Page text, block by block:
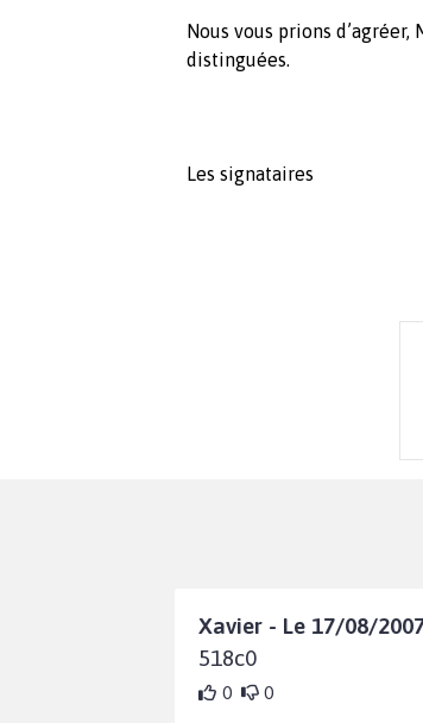
Nous vous prions
distinguées.
Les signataires
Xavier - Le 17/08/
518c0
0 0